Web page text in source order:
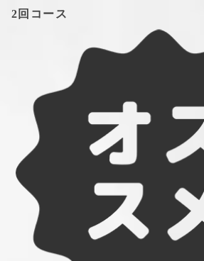
2回コース